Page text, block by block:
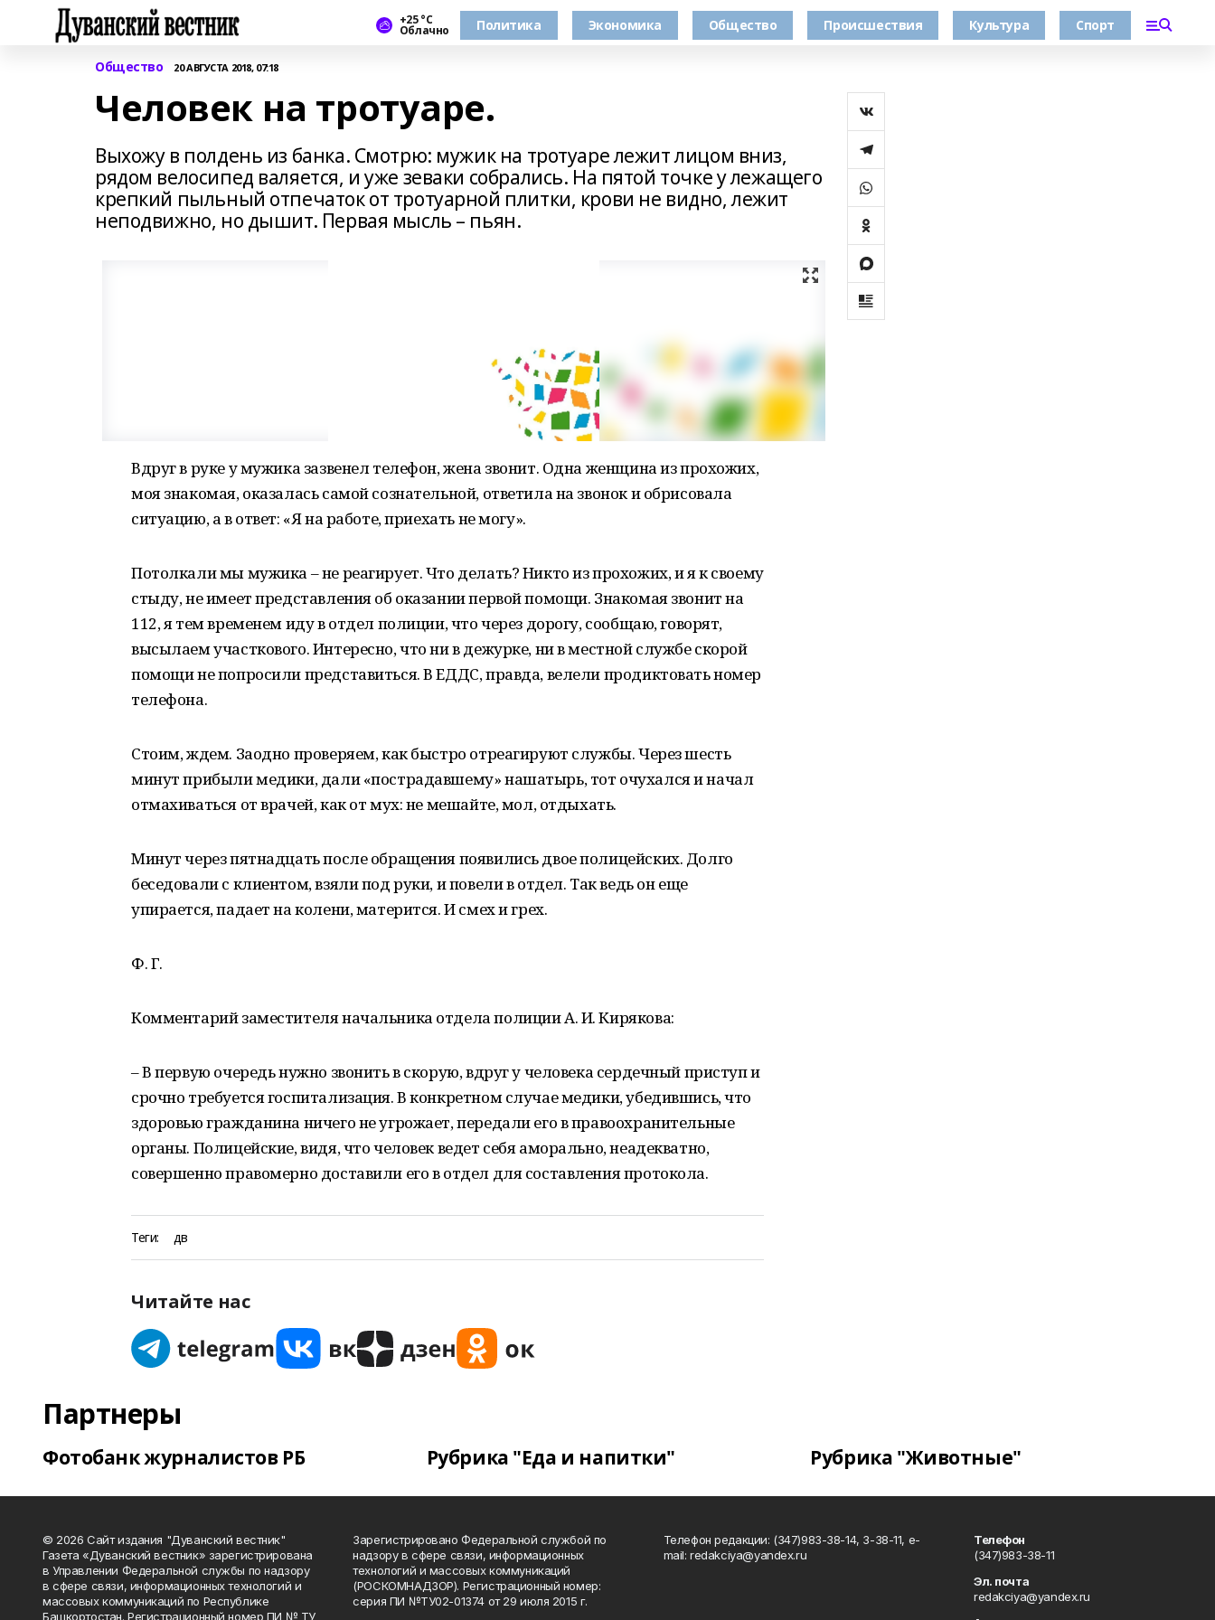
+25 °С
Облачно Политика Экономика Общество Происшествия Культура Спорт
Общество 20 АВГУСТА 2018, 07:18
Человек на тротуаре.
Выхожу в полдень из банка. Смотрю: мужик на тротуаре лежит лицом вниз,
рядом велосипед валяется, и уже зеваки собрались. На пятой точке у лежащего
крепкий пыльный отпечаток от тротуарной плитки, крови не видно, лежит
неподвижно, но дышит. Первая мысль – пьян.
Вдруг в руке у мужика зазвенел телефон, жена звонит. Одна женщина из прохожих,
моя знакомая, оказалась самой сознательной, ответила на звонок и обрисовала
ситуацию, а в ответ: «Я на работе, приехать не могу».
Потолкали мы мужика – не реагирует. Что делать? Никто из прохожих, и я к своему
стыду, не имеет представления об оказании первой помощи. Знакомая звонит на
112, я тем временем иду в отдел полиции, что через дорогу, сообщаю, говорят,
высылаем участкового. Интересно, что ни в дежурке, ни в местной службе скорой
помощи не попросили представиться. В ЕДДС, правда, велели продиктовать номер
телефона.
Стоим, ждем. Заодно проверяем, как быстро отреагируют службы. Через шесть
минут прибыли медики, дали «пострадавшему» нашатырь, тот очухался и начал
отмахиваться от врачей, как от мух: не мешайте, мол, отдыхать.
Минут через пятнадцать после обращения появились двое полицейских. Долго
беседовали с клиентом, взяли под руки, и повели в отдел. Так ведь он еще
упирается, падает на колени, матерится. И смех и грех.
Ф. Г.
Комментарий заместителя начальника отдела полиции А. И. Кирякова:
– В первую очередь нужно звонить в скорую, вдруг у человека сердечный приступ и
срочно требуется госпитализация. В конкретном случае медики, убедившись, что
здоровью гражданина ничего не угрожает, передали его в правоохранительные
органы. Полицейские, видя, что человек ведет себя аморально, неадекватно,
совершенно правомерно доставили его в отдел для составления протокола.
Теги: дв
Читайте нас
Партнеры
Фотобанк журналистов РБ Рубрика "Еда и напитки" Рубрика "Животные"
© 2026 Сайт издания "Дуванский вестник"
Газета «Дуванский вестник» зарегистрирована
в Управлении Федеральной службы по надзору
в сфере связи, информационных технологий и
массовых коммуникаций по Республике
Башкортостан. Регистрационный номер ПИ № ТУ
Зарегистрировано Федеральной службой по
надзору в сфере связи, информационных
технологий и массовых коммуникаций
(РОСКОМНАДЗОР). Регистрационный номер:
серия ПИ №ТУ02-01374 от 29 июля 2015 г.
Телефон редакции: (347)983-38-14, 3-38-11, e-
mail: redakciya@yandex.ru
Телефон
(347)983-38-11
Эл. почта
redakciya@yandex.ru